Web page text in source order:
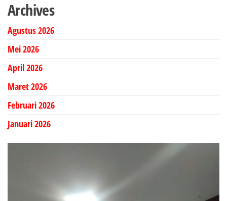
Archives
Agustus 2026
Mei 2026
April 2026
Maret 2026
Februari 2026
Januari 2026